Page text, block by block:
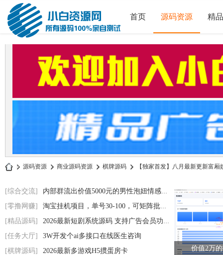
首页 源码资源 精
白
源
码
网
» 源码资源 › 商业源码资源 › 棋牌源码 › 【独家首发】八月最新更新富
[综合交流]
内部群流出价值5000元的男性泡妞情感电子书
[零撸网赚]
淘宝挂机项目，单号30-100，可矩阵批量操作
[精品源码]
2026最新短剧系统源码 支持广告会员功能齐
[任务大厅]
3W开发个ai多接口在线医生咨询
[棋牌源码]
2026最新多游戏H5掼蛋房卡 价值2万